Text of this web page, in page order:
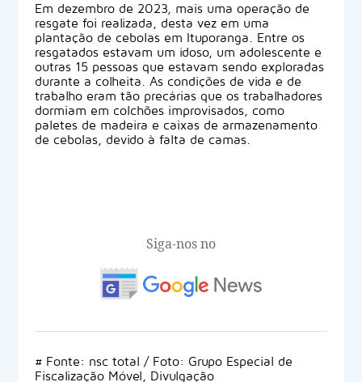
Em dezembro de 2023, mais uma operação de
resgate foi realizada, desta vez em uma
plantação de cebolas em Ituporanga. Entre os
resgatados estavam um idoso, um adolescente e
outras 15 pessoas que estavam sendo exploradas
durante a colheita. As condições de vida e de
trabalho eram tão precárias que os trabalhadores
dormiam em colchões improvisados, como
paletes de madeira e caixas de armazenamento
de cebolas, devido à falta de camas.
Siga-nos no
# Fonte: nsc total / Foto: Grupo Especial de
Fiscalização Móvel, Divulgação